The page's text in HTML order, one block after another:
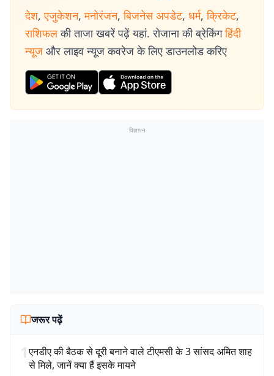
देश, एजुकेशन, मनोरंजन, बिजनेस अपडेट, धर्म, क्रिकेट,
राशिफल की ताजा खबरें पढ़ें यहां. रोजाना की ब्रेकिंग हिंदी
न्यूज और लाइव न्यूज कवरेज के लिए डाउनलोड करिए
विज्ञापन
जरूर पढ़ें
1एनडीए की बैठक से दूरी बनाने वाले टीएमसी के 3 सांसद अमित शाह
से मिले, जानें क्या हैं इसके मायने